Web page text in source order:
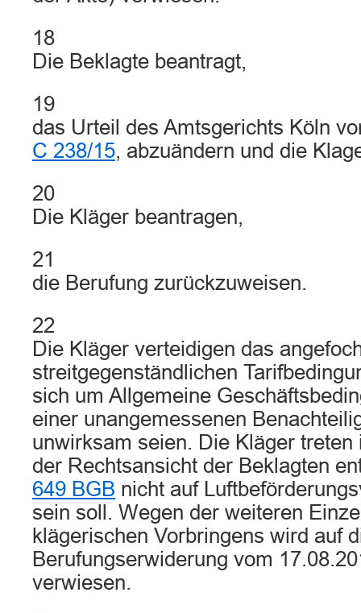
18
Die Beklagte beantragt,
19
das Urteil des Amtsgerichts Köln
C 238/15, abzuändern und die
20
Die Kläger beantragen,
21
die Berufung zurückzuweisen.
22
Die Kläger verteidigen das
streitgegenständlichen
sich um Allgemeine
einer unangemessenen
unwirksam seien. Die Kläger treten
der Rechtsansicht der Beklagten
649 BGB nicht auf
sein soll. Wegen der weiteren
klägerischen Vorbringens wird auf
Berufungserwiderung vom
verwiesen.